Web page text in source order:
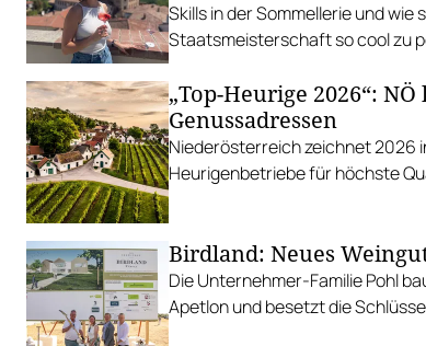
Skills in der Sommellerie und
Staatsmeisterschaft so cool zu
„Top-Heurige 2026“:
Genussadressen
Niederösterreich zeichnet 2026
Heurigenbetriebe für höchste
Birdland: Neues
Die Unternehmer-Familie Pohl
Apetlon und besetzt die